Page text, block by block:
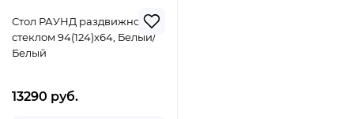
Стол РАУНД раздвижной со
стеклом 94(124)х64, Белый/
Белый
13290 руб.